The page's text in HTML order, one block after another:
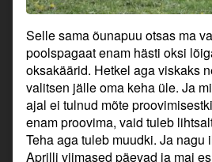
Selle sama õunapuu otsas ma
poolspagaat enam hästi oksi
oksakäärid. Hetkel aga viskaks
valitsen jälle oma keha üle. Ja
ajal ei tulnud mõte
enam proovima, vaid tuleb
Teha aga tuleb muudki. Ja
Aprilli viimased päevad ja mai